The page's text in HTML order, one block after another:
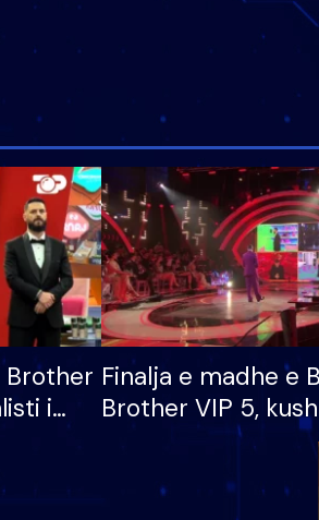
Brother
i
Finalja e madhe e
Brother VIP 5,
banori i parë që
dhe humb
të fituar çmimin e